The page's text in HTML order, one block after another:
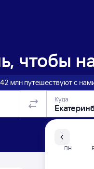
чтобы
42 млн путешествуют с
Куда
ПН